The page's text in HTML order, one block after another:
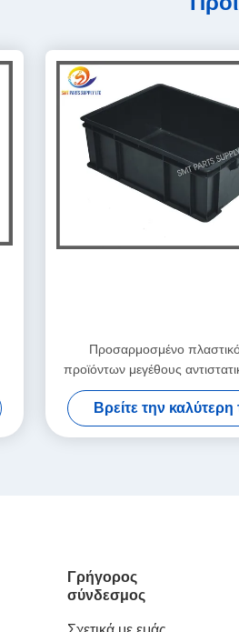
Προσαρμοσμένο
προϊόντων μεγέθους
τμημάτων
Βρείτε την καλύτερη
Γρήγορος
σύνδεσμος